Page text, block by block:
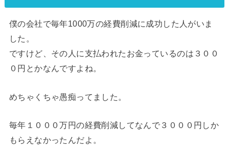
僕の会社で毎年1000万の経費削減に成功した人がいま
した。
ですけど、その人に支払われたお金っているのは３００
０円とかなんですよね。
めちゃくちゃ愚痴ってました。
毎年１０００万円の経費削減してなんで３０００円しか
もらえなかったんだよ。